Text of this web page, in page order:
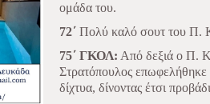
ομάδα του.
72΄ Πολύ καλό σουτ του Π.
75΄ ΓΚΟΛ: Από δεξιά ο Π.
Στρατόπουλος
δίχτυα, δίνοντας έτσι